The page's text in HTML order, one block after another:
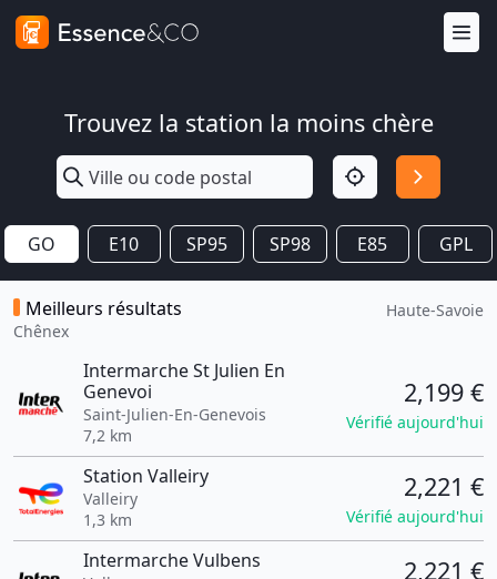
Trouvez la station la moins chère
GO E10 SP95 SP98 E85 GPL
Meilleurs résultats
Chênex
Haute-Savoie
Intermarche St Julien En
Genevoi
Saint-Julien-En-Genevois
7,2 km
2,199 €
Vérifié aujourd'hui
Station Valleiry
Valleiry
1,3 km
2,221 €
Vérifié aujourd'hui
Intermarche Vulbens 2,221 €